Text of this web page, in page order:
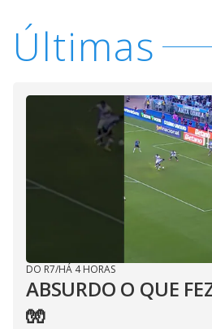
Últimas
DO R7/HÁ 4 HORAS
ABSURDO O QUE
🧤